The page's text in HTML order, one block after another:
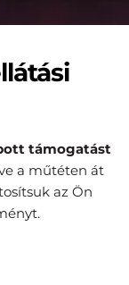
támogatást
a műtéten át
az Ön